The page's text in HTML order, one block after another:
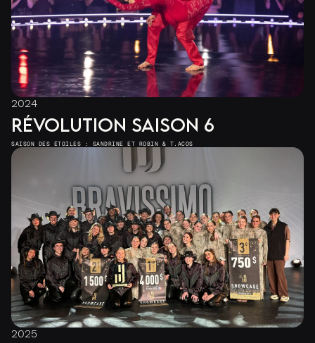
2024
RÉVOLUTION SAISON 6
SAISON DES ÉTOILES : SANDRINE ET ROBIN & T.ACOS
2025